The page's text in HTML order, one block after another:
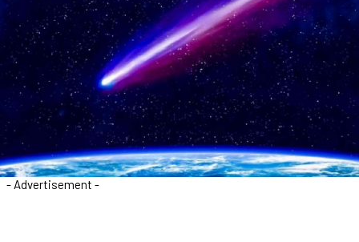
- Advertisement -